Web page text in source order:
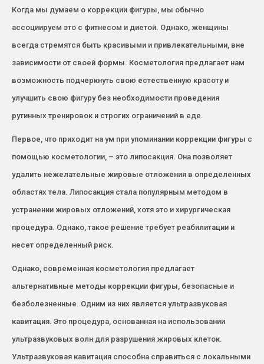
Когда мы думаем о коррекции фигуры, мы обычно
ассоциируем это с фитнесом и диетой. Однако, женщины
всегда стремятся быть красивыми и привлекательными, вне
зависимости от своей формы. Косметология предлагает нам
возможность подчеркнуть свою естественную красоту и
улучшить свою фигуру без необходимости проведения
рутинных тренировок и строгих ограничений в еде.
Первое, что приходит на ум при упоминании коррекции фигуры с
помощью косметологии, – это липосакция. Она позволяет
удалить нежелательные жировые отложения в определенных
областях тела. Липосакция стала популярным методом в
устранении жировых отложений, хотя это и хирургическая
процедура. Однако, такое решение требует реабилитации и
несет определенный риск.
Однако, современная косметология предлагает
альтернативные методы коррекции фигуры, безопасные и
безболезненные. Одним из них является ультразвуковая
кавитация. Это процедура, основанная на использовании
ультразвуковых волн для разрушения жировых клеток.
Ультразвуковая кавитация способна справиться с локальными